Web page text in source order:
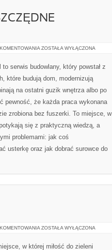
EKOLOGICZNE
BUDOWNICTWO
ZOSTAŁA WYŁĄCZONA
serwis budowlany, który powstał z
które budują dom, modernizują
na ostatni guzik wnętrza albo po
pewność, że każda praca wykonana
zrobiona bez fuszerki. To miejsce, w
się z praktyczną wiedzą, a
problemami: jak coś
usterkę oraz jak dobrać surowce do
INNE
ZOSTAŁA WYŁĄCZONA
w której miłość do zieleni